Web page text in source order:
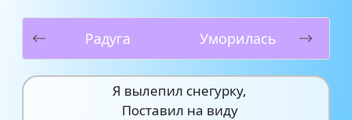
Радуга Уморилась
Я вылепил снегурку,
Поставил на виду